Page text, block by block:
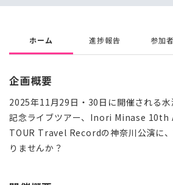
ホーム 進捗報告 参加
企画概要
2025年11月29日・30日に開催される
記念ライブツアー、Inori Minase
TOUR Travel Recordの神奈川公演に
りませんか？